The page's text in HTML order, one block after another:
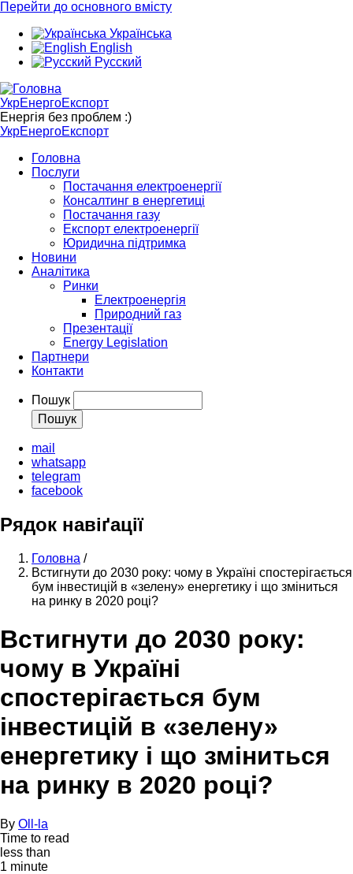
Перейти до основного вмісту
Українська
English
Русский
УкрЕнергоЕкспорт
Енергія без проблем :)
УкрЕнергоЕкспорт
Головна
Послуги
Постачання електроенергії
Консалтинг в енергетиці
Постачання газу
Експорт електроенергії
Юридична підтримка
Новини
Аналітика
Ринки
Електроенергія
Природний газ
Презентації
Energy Legislation
Партнери
Контакти
Пошук
mail
whatsapp
telegram
facebook
Рядок навіґації
Головна /
Встигнути до 2030 року: чому в Україні спостерігається
бум інвестицій в «зелену» енергетику і що зміниться
на ринку в 2020 році?
Встигнути до 2030 року:
чому в Україні
спостерігається бум
інвестицій в «зелену»
енергетику і що зміниться
на ринку в 2020 році?
By Oll-la
Time to read
less than
1 minute